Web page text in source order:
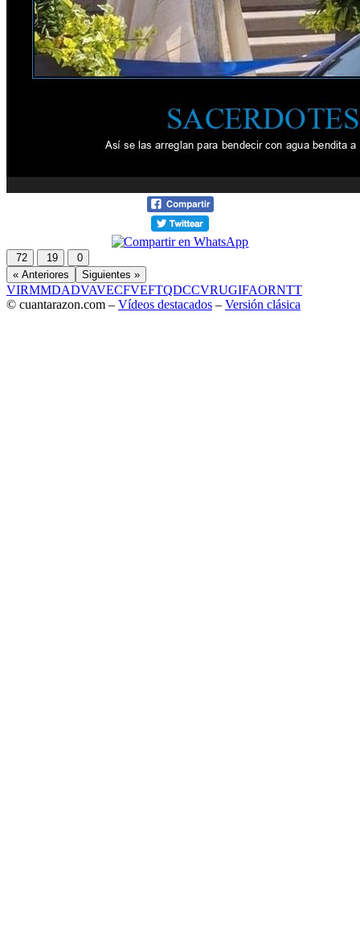
72 19
0
« Anteriores
Siguientes »
VIRMMDADVAVECFVEFTQDCCVRUGIFAORNTT
© cuantarazon.com – Vídeos destacados – Versión clásica